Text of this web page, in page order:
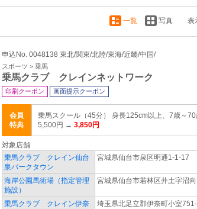
一覧 写真 表
申込No. 0048138 東北/関東/北陸/東海/近畿/中国/
スポーツ > 乗馬
乗馬クラブ クレインネットワーク
印刷クーポン 画面提示クーポン
会員
特典
乗馬スクール（45分） 身長125cm以上、7歳～
5,500円 → 3,850円
対象店舗
乗馬クラブ クレイン仙台
泉パークタウン
宮城県仙台市泉区明通1-1-17
海岸公園馬術場（指定管理
施設）
宮城県仙台市若林区井土字沼
乗馬クラブ クレイン伊奈
埼玉県北足立郡伊奈町小室